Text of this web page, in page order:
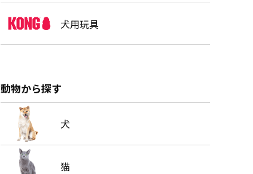
犬用玩具
動物から探す
犬
猫